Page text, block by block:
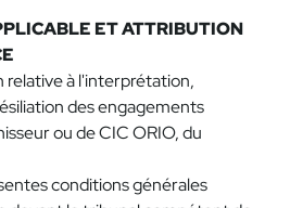
ET ATTRIBUTION
à l'interprétation,
des engagements
ou de CIC ORIO, du
conditions générales